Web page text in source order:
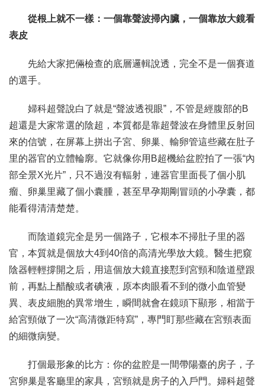
從根上就不一樣：一個靠聲波掃內臟，一個靠放大鏡看
表皮
先給大家把倆檢查的底層邏輯說透，完全不是一個賽道
的選手。
婦科超聲說白了就是“聲波透視眼”，不管是經腹部的B
超還是大家常選的陰超，本質都是靠超聲波在身體里反射回
來的信號，在屏幕上拼出子宮、卵巢、輸卵管這些藏在肚子
里的器官的立體輪廓。它就像你用B超機給盆腔拍了一張“內
部全景X光片”，只不過沒有輻射，連器官里面長了個小肌
瘤、卵巢里藏了個小囊腫，甚至早孕期剛冒頭的小孕囊，都
能看得清清楚楚。
而陰道鏡完全是另一個路子，它根本不掃肚子里的器
官，本質就是個放大4到40倍的高清光學放大鏡。醫生把窺
陰器輕輕撐開之后，用這個放大鏡直接懟到宮頸和陰道壁跟
前，再點上醋酸或者碘液，原本肉眼看不到的微小血管變
異、表皮細胞的異常增生，瞬間就會在鏡頭下顯形，相當于
給宮頸做了一次“高清微距特寫”，專門盯那些藏在宮頸表面
的細微病變。
打個最形象的比方：你的盆腔是一間帶陽臺的房子，子
宮卵巢是客廳里的家具，宮頸就是房子的入戶門。婦科超聲